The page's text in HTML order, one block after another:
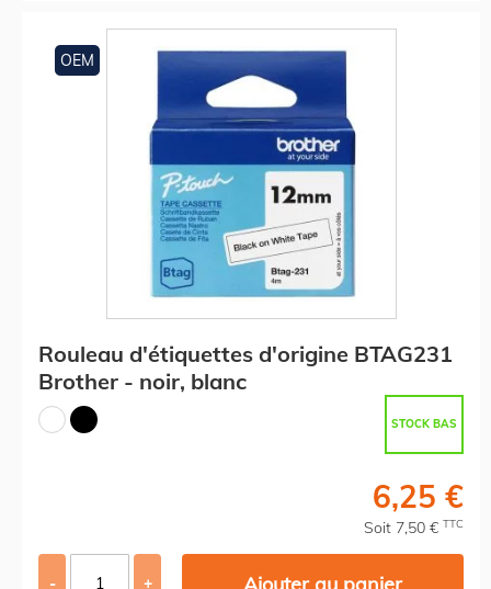
OEM
Rouleau d'étiquettes d'origine BTAG231
Brother - noir, blanc
STOCK BAS
6,25 €
Soit 7,50 € TTC
- + Ajouter au panier